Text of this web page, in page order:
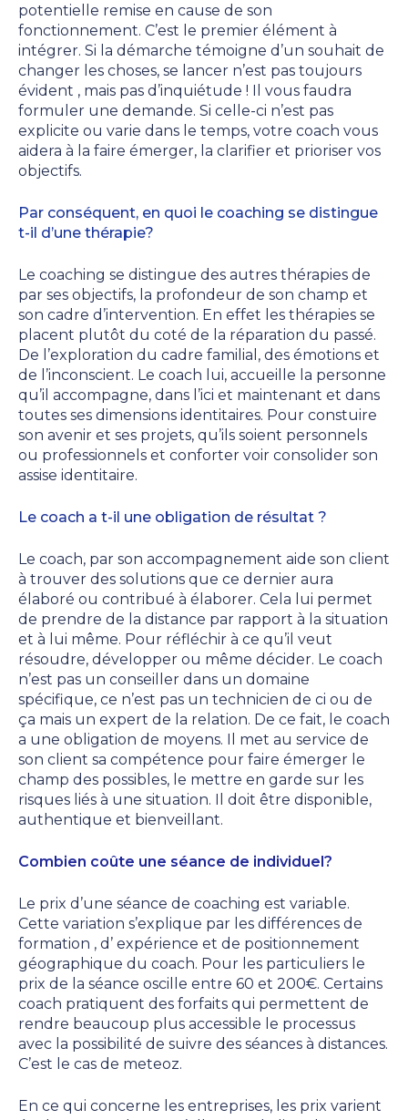
potentielle remise en cause de son
fonctionnement. C’est le premier élément à
intégrer. Si la démarche témoigne d’un souhait de
changer les choses, se lancer n’est pas toujours
évident , mais pas d’inquiétude ! Il vous faudra
formuler une demande. Si celle-ci n’est pas
explicite ou varie dans le temps, votre coach vous
aidera à la faire émerger, la clarifier et prioriser vos
objectifs.
Par conséquent, en quoi le coaching se distingue
t-il d’une thérapie?
Le coaching se distingue des autres thérapies de
par ses objectifs, la profondeur de son champ et
son cadre d’intervention. En effet les thérapies se
placent plutôt du coté de la réparation du passé.
De l’exploration du cadre familial, des émotions et
de l’inconscient. Le coach lui, accueille la personne
qu’il accompagne, dans l’ici et maintenant et dans
toutes ses dimensions identitaires. Pour constuire
son avenir et ses projets, qu’ils soient personnels
ou professionnels et conforter voir consolider son
assise identitaire.
Le coach a t-il une obligation de résultat ?
Le coach, par son accompagnement aide son client
à trouver des solutions que ce dernier aura
élaboré ou contribué à élaborer. Cela lui permet
de prendre de la distance par rapport à la situation
et à lui même. Pour réfléchir à ce qu’il veut
résoudre, développer ou même décider. Le coach
n’est pas un conseiller dans un domaine
spécifique, ce n’est pas un technicien de ci ou de
ça mais un expert de la relation. De ce fait, le coach
a une obligation de moyens. Il met au service de
son client sa compétence pour faire émerger le
champ des possibles, le mettre en garde sur les
risques liés à une situation. Il doit être disponible,
authentique et bienveillant.
Combien coûte une séance de individuel?
Le prix d’une séance de coaching est variable.
Cette variation s’explique par les différences de
formation , d’ expérience et de positionnement
géographique du coach. Pour les particuliers le
prix de la séance oscille entre 60 et 200€. Certains
coach pratiquent des forfaits qui permettent de
rendre beaucoup plus accessible le processus
avec la possibilité de suivre des séances à distances.
C’est le cas de meteoz.
En ce qui concerne les entreprises, les prix varient